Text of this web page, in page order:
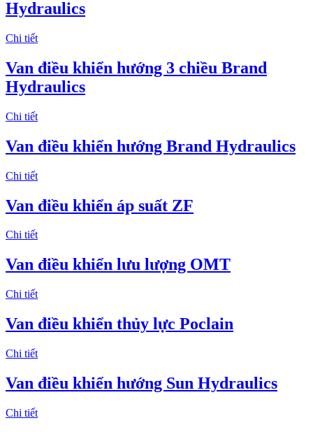
Hydraulics
Chi tiết
Van điều khiển hướng 3 chiều Brand
Hydraulics
Chi tiết
Van điều khiển hướng Brand Hydraulics
Chi tiết
Van điều khiển áp suất ZF
Chi tiết
Van điều khiển lưu lượng OMT
Chi tiết
Van điều khiển thủy lực Poclain
Chi tiết
Van điều khiển hướng Sun Hydraulics
Chi tiết